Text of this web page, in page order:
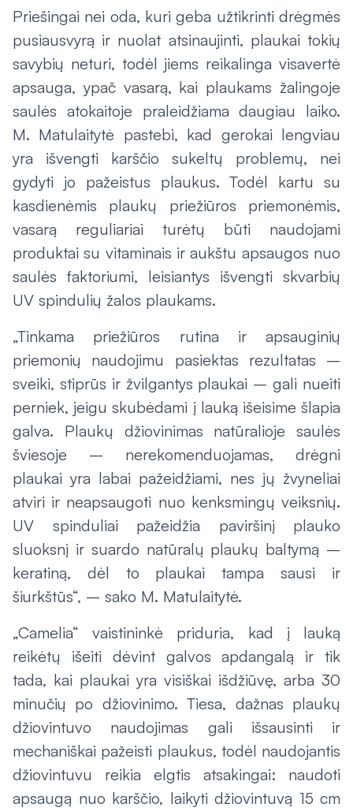
Priešingai nei oda, kuri geba užtikrinti drėgmės
pusiausvyrą ir nuolat atsinaujinti, plaukai tokių
savybių neturi, todėl jiems reikalinga visavertė
apsauga, ypač vasarą, kai plaukams žalingoje
saulės atokaitoje praleidžiama daugiau laiko.
M. Matulaitytė pastebi, kad gerokai lengviau
yra išvengti karščio sukeltų problemų, nei
gydyti jo pažeistus plaukus. Todėl kartu su
kasdienėmis plaukų priežiūros priemonėmis,
vasarą reguliariai turėtų būti naudojami
produktai su vitaminais ir aukštu apsaugos nuo
saulės faktoriumi, leisiantys išvengti skvarbių
UV spindulių žalos plaukams.
„Tinkama priežiūros rutina ir apsauginių
priemonių naudojimu pasiektas rezultatas –
sveiki, stiprūs ir žvilgantys plaukai – gali nueiti
perniek, jeigu skubėdami į lauką išeisime šlapia
galva. Plaukų džiovinimas natūralioje saulės
šviesoje – nerekomenduojamas, drėgni
plaukai yra labai pažeidžiami, nes jų žvyneliai
atviri ir neapsaugoti nuo kenksmingų veiksnių.
UV spinduliai pažeidžia paviršinį plauko
sluoksnį ir suardo natūralų plaukų baltymą –
keratiną, dėl to plaukai tampa sausi ir
šiurkštūs“, – sako M. Matulaitytė.
„Camelia“ vaistininkė priduria, kad į lauką
reikėtų išeiti dėvint galvos apdangalą ir tik
tada, kai plaukai yra visiškai išdžiūvę, arba 30
minučių po džiovinimo. Tiesa, dažnas plaukų
džiovintuvo naudojimas gali išsausinti ir
mechaniškai pažeisti plaukus, todėl naudojantis
džiovintuvu reikia elgtis atsakingai: naudoti
apsaugą nuo karščio, laikyti džiovintuvą 15 cm